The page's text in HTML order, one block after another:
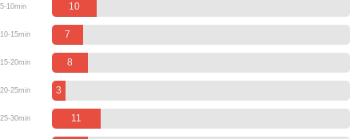
5-10min 10
10-15min 7
15-20min 8
20-25min 3
25-30min 11